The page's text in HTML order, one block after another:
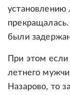
установлению
были
При этом
летнего
Назарово, то